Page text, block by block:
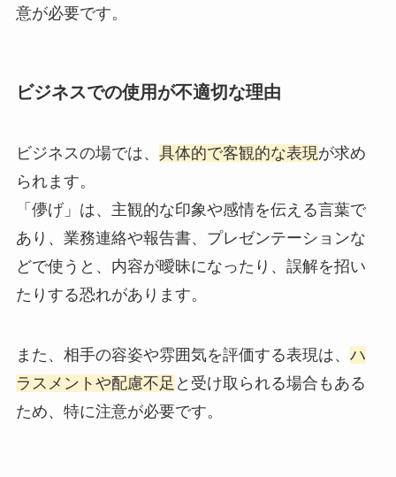
意が必要です。
ビジネスでの使用が不適切な理由
ビジネスの場では、 具体的で客観的な表現が求め
られます。
「儚げ」は、主観的な印象や感情を伝える言葉で
あり、業務連絡や報告書、プレゼンテーションな
どで使うと、内容が曖昧になったり、誤解を招い
たりする恐れがあります。
また、相手の容姿や雰囲気を評価する表現は、 ハ
ラスメントや配慮不足 と受け取られる場合もある
ため、特に注意が必要です。